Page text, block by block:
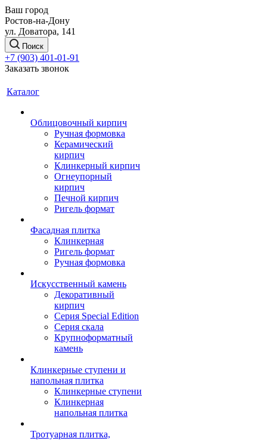
Ваш город
Ростов-на-Дону
ул. Доватора, 141
Поиск
+7 (903) 401-01-91
Заказать звонок
Каталог
Облицовочный кирпич
Ручная формовка
Керамический
кирпич
Клинкерный кирпич
Огнеупорный
кирпич
Печной кирпич
Ригель формат
Фасадная плитка
Клинкерная
Ригель формат
Ручная формовка
Искусственный камень
Декоративный
кирпич
Серия Special Edition
Серия скала
Крупноформатный
камень
Клинкерные ступени и
напольная плитка
Клинкерные ступени
Клинкерная
напольная плитка
Тротуарная плитка,